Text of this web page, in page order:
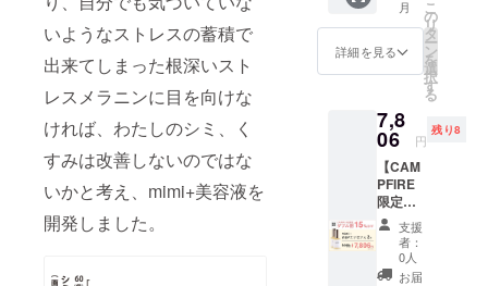
いようなストレスの蓄積で
出来てしまった根深いスト
レスメラニンに目を向けな
ければ、わたしのシミ、く
すみは改善しないのではな
いかと考え、mimi+美容液を
開発しました。
となり
す！ ・
自分に
合った
悩みが
あるけ
どどう
やって
解決す
れば良
いか分
からな
い。 ・
年齢を
月
詳細を見る
こ
の
リ
タ
ー
ン
を
選
択
す
る
7,8
06 円
残り8
【CAM
PFIRE
限定ダ
ブル
割
15%OF
F】
支援
者：
0人
お届